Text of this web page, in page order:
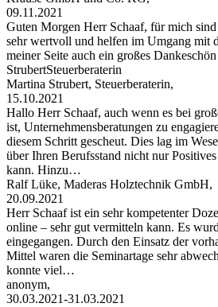
09.11.2021
Guten Morgen Herr Schaaf, für mich sind
sehr wertvoll und helfen im Umgang mit
meiner Seite auch ein großes
StrubertSteuerberaterin
Martina Strubert, Steuerberaterin,
15.10.2021
Hallo Herr Schaaf, auch wenn es bei
ist, Unternehmensberatungen zu
diesem Schritt gescheut. Dies lag im
über Ihren Berufsstand nicht nur
kann. Hinzu…
Ralf Lüke, Maderas Holztechnik GmbH,
20.09.2021
Herr Schaaf ist ein sehr kompetenter
online – sehr gut vermitteln kann. Es
eingegangen. Durch den Einsatz der
Mittel waren die Seminartage sehr
konnte viel…
anonym,
30.03.2021-31.03.2021